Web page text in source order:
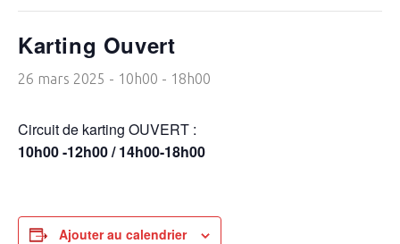
Karting Ouvert
26 mars 2025 - 10h00 - 18h00
Circuit de karting OUVERT :
10h00 -12h00 / 14h00-18h00
Ajouter au calendrier